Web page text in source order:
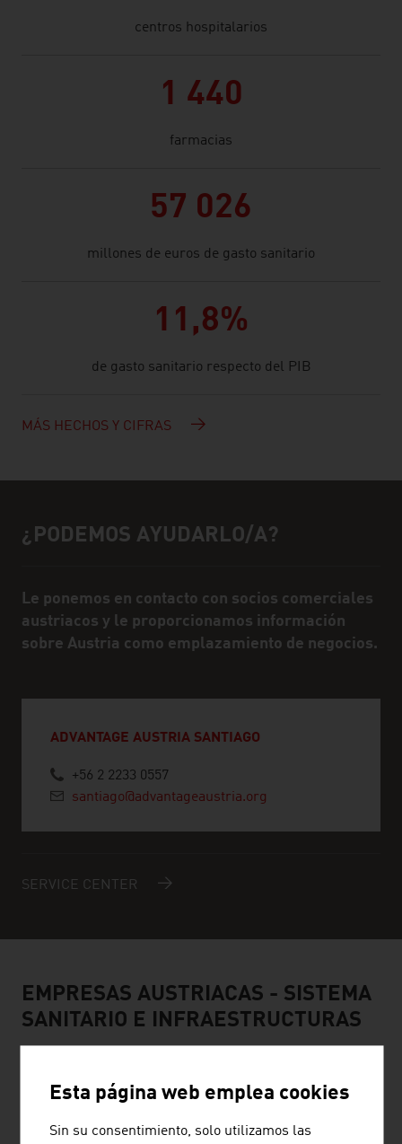
centros hospitalarios
1 440
farmacias
57 026
millones de euros de gasto sanitario
11,8%
de gasto sanitario respecto del PIB
MÁS HECHOS Y CIFRAS
Ayuda y personas de contacto
¿PODEMOS AYUDARLO/A?
Le ponemos en contacto con socios comerciales
austriacos y le proporcionamos información
sobre Austria como emplazamiento de negocios.
ADVANTAGE AUSTRIA SANTIAGO
+56 2 2233 0557
santiago@advantageaustria.org
SERVICE CENTER
EMPRESAS AUSTRIACAS - SISTEMA
SANITARIO E INFRAESTRUCTURAS
AIR AMBULANCE TECHNOLOGY
Esta página web emplea cookies
Sin su consentimiento, solo utilizamos las